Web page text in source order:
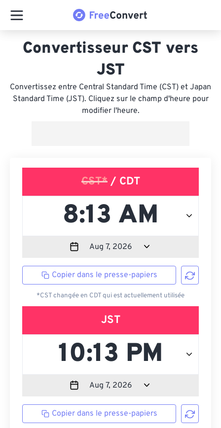
Convertisseur CST vers
JST
Convertissez entre Central Standard Time (CST) et Japan
Standard Time (JST). Cliquez sur le champ d'heure pour
modifier l'heure.
CST*/ CDT
Copier dans le presse-papiers
*CST changée en CDT qui est actuellement utilisée
JST
Copier dans le presse-papiers